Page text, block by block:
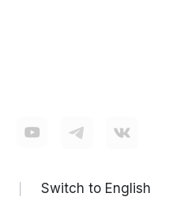
Switch to English